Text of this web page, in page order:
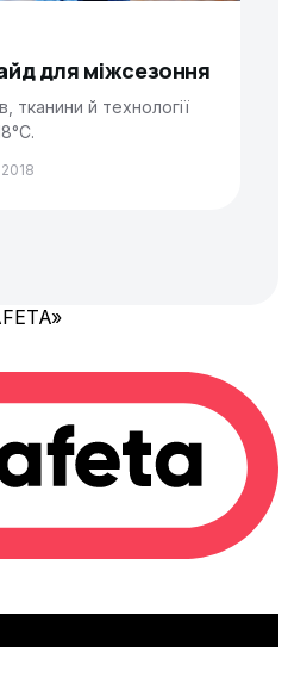
для міжсезоння
тканини й технології